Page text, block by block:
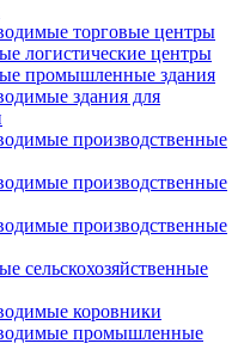
торговые центры
логистические центры
промышленные здания
здания для
производственные
производственные
производственные
сельскохозяйственные
коровники
промышленные